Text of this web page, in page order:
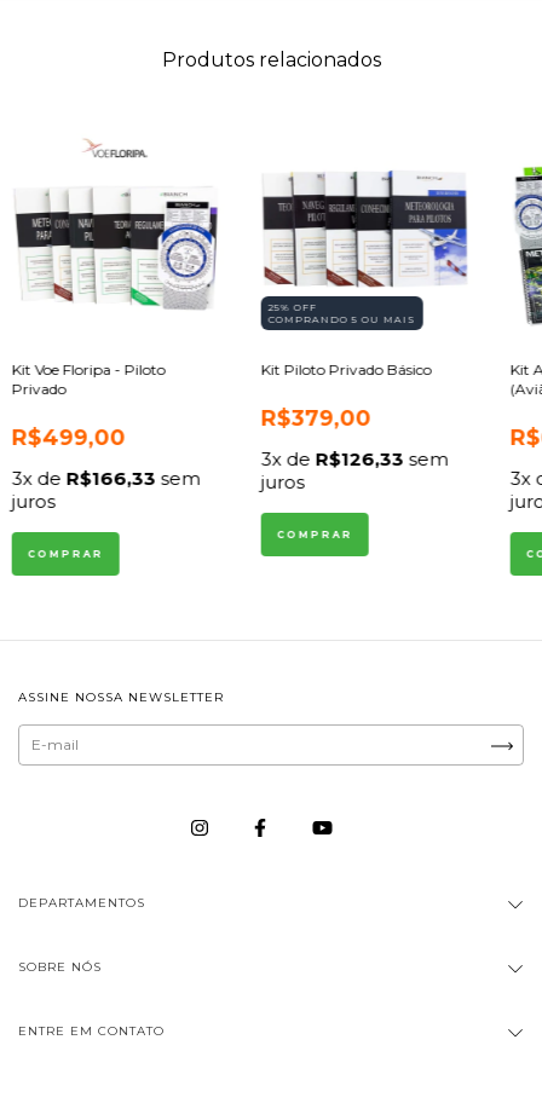
Produtos relacionados
Kit Voe Floripa - Piloto
Privado
R$499,00
3x de R$166,33 sem
juros
25% OFF
COMPRANDO 5 OU MAIS
Kit Piloto Privado Básico
R$379,00
3x de R$126,33 sem
juros
Kit
3x
ASSINE NOSSA NEWSLETTER
DEPARTAMENTOS
SOBRE NÓS
ENTRE EM CONTATO